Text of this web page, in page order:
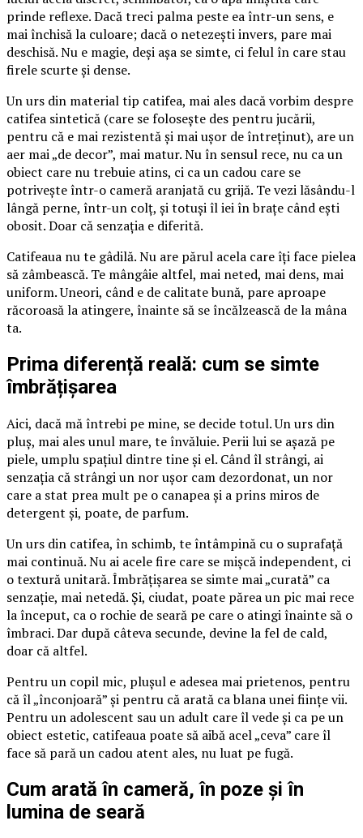
prinde reflexe. Dacă treci palma peste ea într-un sens, e
mai închisă la culoare; dacă o netezești invers, pare mai
deschisă. Nu e magie, deși așa se simte, ci felul în care stau
firele scurte și dense.
Un urs din material tip catifea, mai ales dacă vorbim despre
catifea sintetică (care se folosește des pentru jucării,
pentru că e mai rezistentă și mai ușor de întreținut), are un
aer mai „de decor”, mai matur. Nu în sensul rece, nu ca un
obiect care nu trebuie atins, ci ca un cadou care se
potrivește într-o cameră aranjată cu grijă. Te vezi lăsându-l
lângă perne, într-un colț, și totuși îl iei în brațe când ești
obosit. Doar că senzația e diferită.
Catifeaua nu te gâdilă. Nu are părul acela care îți face pielea
să zâmbească. Te mângâie altfel, mai neted, mai dens, mai
uniform. Uneori, când e de calitate bună, pare aproape
răcoroasă la atingere, înainte să se încălzească de la mâna
ta.
Prima diferență reală: cum se simte
îmbrățișarea
Aici, dacă mă întrebi pe mine, se decide totul. Un urs din
pluș, mai ales unul mare, te învăluie. Perii lui se așază pe
piele, umplu spațiul dintre tine și el. Când îl strângi, ai
senzația că strângi un nor ușor cam dezordonat, un nor
care a stat prea mult pe o canapea și a prins miros de
detergent și, poate, de parfum.
Un urs din catifea, în schimb, te întâmpină cu o suprafață
mai continuă. Nu ai acele fire care se mișcă independent, ci
o textură unitară. Îmbrățișarea se simte mai „curată” ca
senzație, mai netedă. Și, ciudat, poate părea un pic mai rece
la început, ca o rochie de seară pe care o atingi înainte să o
îmbraci. Dar după câteva secunde, devine la fel de cald,
doar că altfel.
Pentru un copil mic, plușul e adesea mai prietenos, pentru
că îl „înconjoară” și pentru că arată ca blana unei ființe vii.
Pentru un adolescent sau un adult care îl vede și ca pe un
obiect estetic, catifeaua poate să aibă acel „ceva” care îl
face să pară un cadou atent ales, nu luat pe fugă.
Cum arată în cameră, în poze și în
lumina de seară